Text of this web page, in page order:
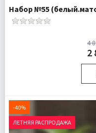
Набор №55
4
2
Доставка:
-40%
ЛЕТНЯЯ РАСПРОДАЖА